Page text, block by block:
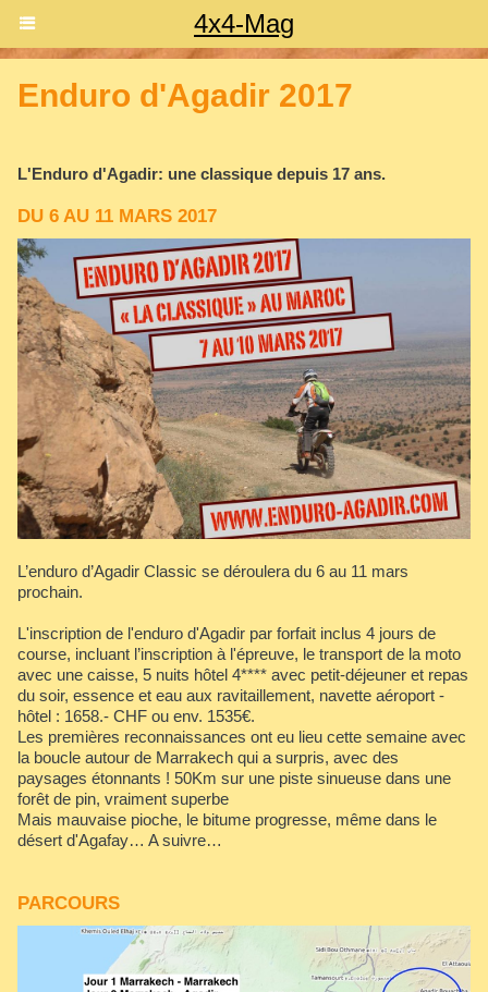
4x4-Mag
Enduro d'Agadir 2017
L'Enduro d'Agadir: une classique depuis 17 ans.
DU 6 AU 11 MARS 2017
L’enduro d’Agadir Classic se déroulera du 6 au 11 mars
prochain.
L'inscription de l'enduro d'Agadir par forfait inclus 4 jours de
course, incluant l’inscription à l'épreuve, le transport de la moto
avec une caisse, 5 nuits hôtel 4**** avec petit-déjeuner et repas
du soir, essence et eau aux ravitaillement, navette aéroport -
hôtel : 1658.- CHF ou env. 1535€.
Les premières reconnaissances ont eu lieu cette semaine avec
la boucle autour de Marrakech qui a surpris, avec des
paysages étonnants ! 50Km sur une piste sinueuse dans une
forêt de pin, vraiment superbe
Mais mauvaise pioche, le bitume progresse, même dans le
désert d'Agafay… A suivre…
PARCOURS